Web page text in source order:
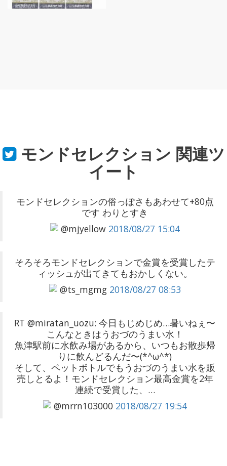
モンドセレクション 関連ツ
イート
モンドセレクションの俗っぽさもあわせて+80点
です わりとすき
@mjyellow 2018/08/27 15:04
そろそろモンドセレクションで金賞を受賞したテ
ィッシュが出てきてもおかしくない。
@ts_mgmg 2018/08/27 08:53
RT @miratan_uozu: 今日もじめじめ…暑いねぇ〜
こんなときはうおづのうまい水！
魚津駅前に水飲み場があるから、いつもお散歩帰
りに飲んどるんだ〜(*^ω^*)
そして、ペットボトルでもうおづのうまい水を販
売しとるよ！モンドセレクション最高金賞を2年
連続で受賞した、…
@mrrn103000 2018/08/27 19:54